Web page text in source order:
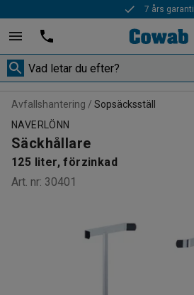
7 års garanti
Avfallshantering
Sopsäcksställ
NAVERLÖNN
Säckhållare
125 liter, förzinkad
Art. nr: 30401